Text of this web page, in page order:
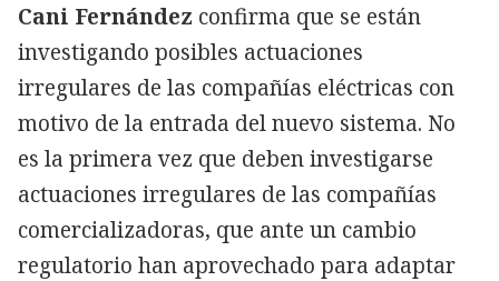
Cani Fernández confirma que se están
investigando posibles actuaciones
irregulares de las compañías eléctricas con
motivo de la entrada del nuevo sistema. No
es la primera vez que deben investigarse
actuaciones irregulares de las compañías
comercializadoras, que ante un cambio
regulatorio han aprovechado para adaptar